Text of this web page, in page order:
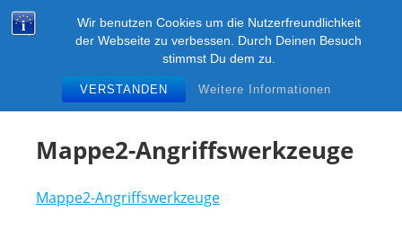
Wir benutzen Cookies um die Nutzerfreundlichkeit
der Webseite zu verbessen. Durch Deinen Besuch
stimmst Du dem zu.
VERSTANDEN Weitere Informationen
Zum
InhaltKUMGANG-DRESDEN
Kampfsport ITF-Taekwon-Do in Dresden im SSC
"Hart am Wind" e.V.
Mappe2-Angriffswerkzeuge
Mappe2-Angriffswerkzeuge